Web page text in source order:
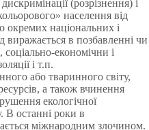
(розрізнення) і
населення від
окремих національних і
виражається в позбавленні чи
економічни і
і т.п.
або тваринного світу,
а також вчинення
екологічної
В останні роки в
міжнародним злочином.